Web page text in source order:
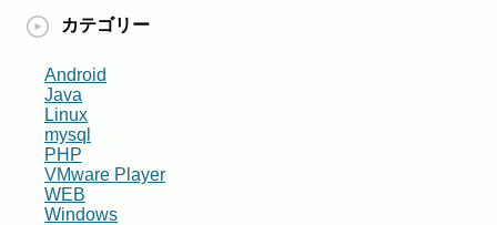
カテゴリー
Android
Java
Linux
mysql
PHP
VMware Player
WEB
Windows